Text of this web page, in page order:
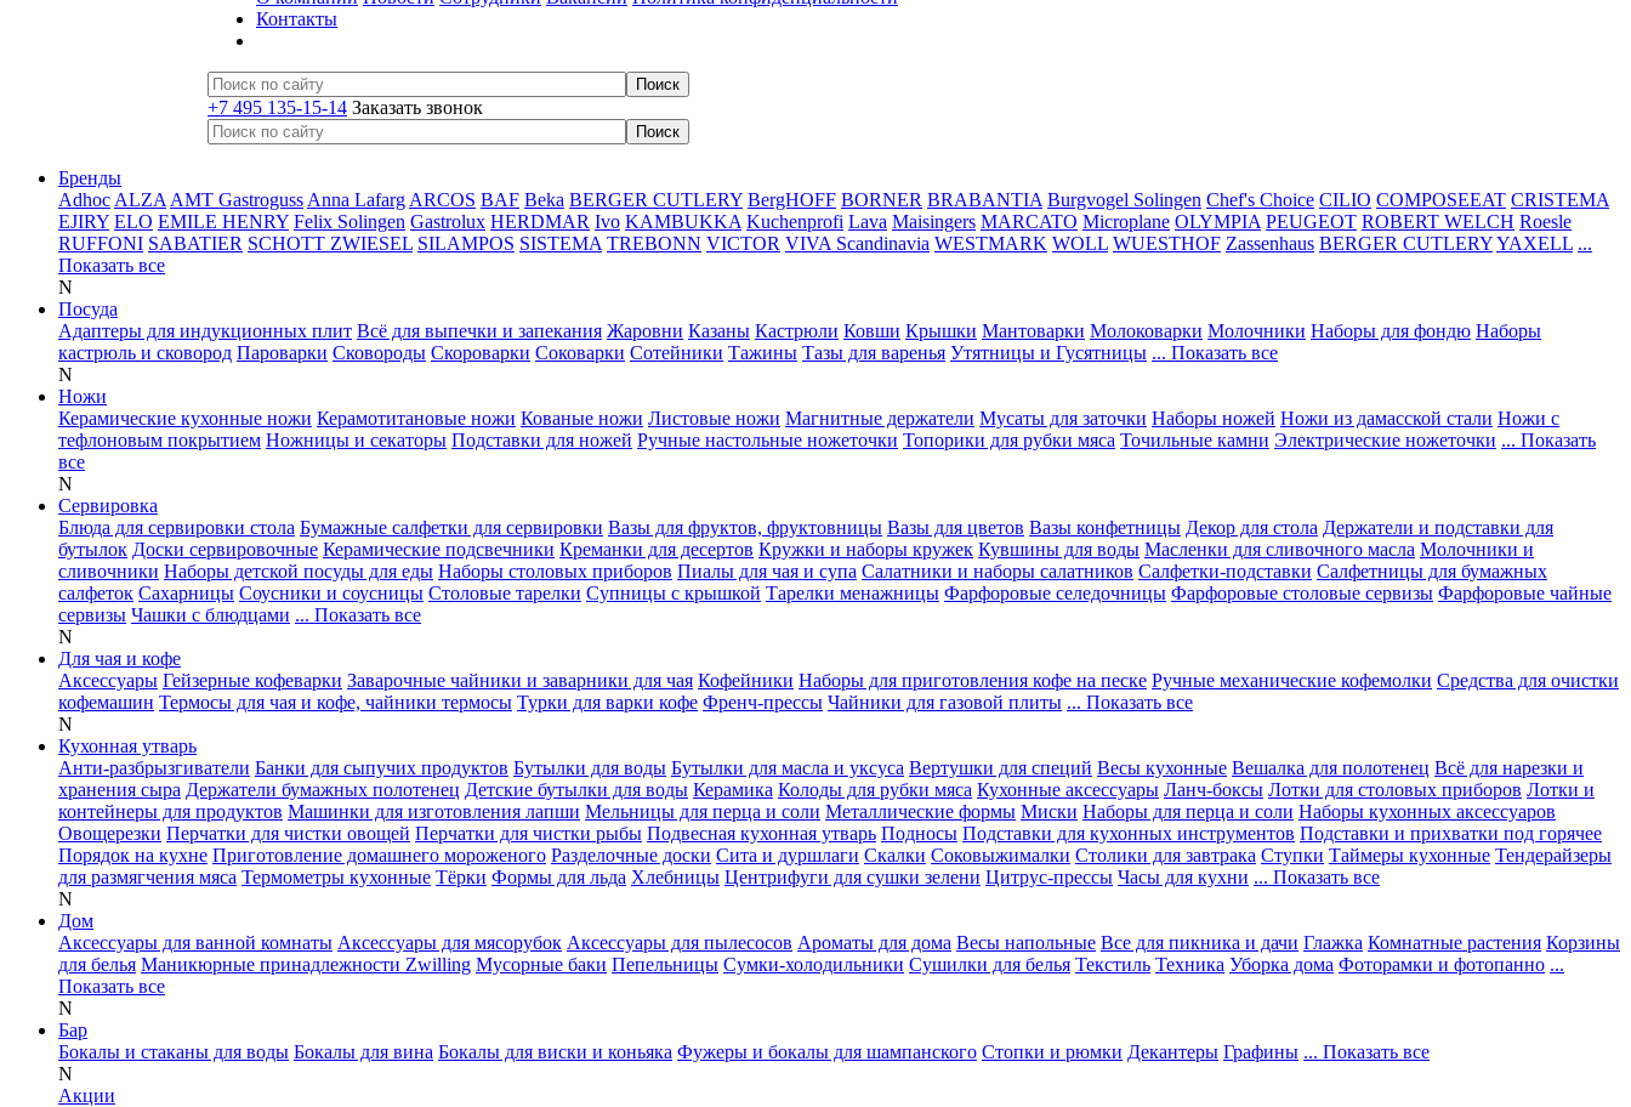
Контакты
+7 495 135-15-14 Заказать звонок
Бренды
Adhoc ALZA AMT Gastroguss Anna Lafarg ARCOS BAF Beka BERGER CUTLERY BergHOFF BORNER BRABANTIA Burgvogel Solingen Chef's Choice CILIO COMPOSEEAT CRISTEMA
EJIRY ELO EMILE HENRY Felix Solingen Gastrolux HERDMAR Ivo KAMBUKKA Kuchenprofi Lava Maisingers MARCATO Microplane OLYMPIA PEUGEOT ROBERT WELCH Roesle
RUFFONI SABATIER SCHOTT ZWIESEL SILAMPOS SISTEMA TREBONN VICTOR VIVA Scandinavia WESTMARK WOLL WUESTHOF Zassenhaus BERGER CUTLERYYAXELL ...
Показать все
N
Посуда
Адаптеры для индукционных плит Всё для выпечки и запекания Жаровни Казаны Кастрюли Ковши Крышки Мантоварки Молоковарки Молочники Наборы для фондю Наборы
кастрюль и сковород Пароварки Сковороды Скороварки Соковарки Сотейники Тажины Тазы для варенья Утятницы и Гусятницы ... Показать все
N
Ножи
Керамические кухонные ножи Керамотитановые ножи Кованые ножи Листовые ножи Магнитные держатели Мусаты для заточки Наборы ножей Ножи из дамасской стали Ножи с
тефлоновым покрытием Ножницы и секаторы Подставки для ножей Ручные настольные ножеточки Топорики для рубки мяса Точильные камни Электрические ножеточки ... Показать
все
N
Сервировка
Блюда для сервировки стола Бумажные салфетки для сервировки Вазы для фруктов, фруктовницы Вазы для цветов Вазы конфетницы Декор для стола Держатели и подставки для
бутылок Доски сервировочные Керамические подсвечники Креманки для десертов Кружки и наборы кружек Кувшины для воды Масленки для сливочного масла Молочники и
сливочники Наборы детской посуды для еды Наборы столовых приборов Пиалы для чая и супа Салатники и наборы салатников Салфетки-подставки Салфетницы для бумажных
салфеток Сахарницы Соусники и соусницы Столовые тарелки Супницы с крышкой Тарелки менажницы Фарфоровые селедочницы Фарфоровые столовые сервизы Фарфоровые чайные
сервизы Чашки с блюдцами ... Показать все
N
Для чая и кофе
Аксессуары Гейзерные кофеварки Заварочные чайники и заварники для чая Кофейники Наборы для приготовления кофе на песке Ручные механические кофемолки Средства для очистки
кофемашин Термосы для чая и кофе, чайники термосы Турки для варки кофе Френч-прессы Чайники для газовой плиты ... Показать все
N
Кухонная утварь
Анти-разбрызгиватели Банки для сыпучих продуктов Бутылки для воды Бутылки для масла и уксуса Вертушки для специй Весы кухонные Вешалка для полотенец Всё для нарезки и
хранения сыра Держатели бумажных полотенец Детские бутылки для воды Керамика Колоды для рубки мяса Кухонные аксессуары Ланч-боксы Лотки для столовых приборов Лотки и
контейнеры для продуктов Машинки для изготовления лапши Мельницы для перца и соли Металлические формы Миски Наборы для перца и соли Наборы кухонных аксессуаров
Овощерезки Перчатки для чистки овощей Перчатки для чистки рыбы Подвесная кухонная утварь Подносы Подставки для кухонных инструментов Подставки и прихватки под горячее
Порядок на кухне Приготовление домашнего мороженого Разделочные доски Сита и дуршлаги Скалки Соковыжималки Столики для завтрака Ступки Таймеры кухонные Тендерайзеры
для размягчения мяса Термометры кухонные Тёрки Формы для льда Хлебницы Центрифуги для сушки зелени Цитрус-прессы Часы для кухни ... Показать все
N
Дом
Аксессуары для ванной комнаты Аксессуары для мясорубок Аксессуары для пылесосов Ароматы для дома Весы напольные Все для пикника и дачи Глажка Комнатные растения Корзины
для белья Маникюрные принадлежности Zwilling Мусорные баки Пепельницы Сумки-холодильники Сушилки для белья Текстиль Техника Уборка дома Фоторамки и фотопанно ...
Показать все
N
Бар
Бокалы и стаканы для воды Бокалы для вина Бокалы для виски и коньяка Фужеры и бокалы для шампанского Стопки и рюмки Декантеры Графины ... Показать все
N
Акции